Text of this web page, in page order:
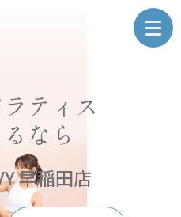
ティス
なら
早稲田店